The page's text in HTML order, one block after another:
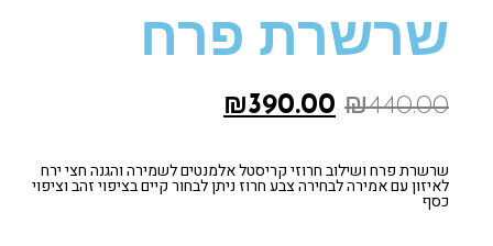
שרשרת פרח
₪440.00
₪390.00
שרשרת פרח ושילוב חרוזי קריסטל אלמנטים לשמירה והגנה חצי ירח
לאיזון עם אמירה לבחירה צבע חרוז ניתן לבחור קיים בציפוי זהב וציפוי